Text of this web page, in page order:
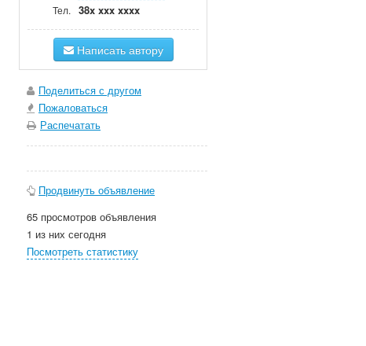
Тел. 38x xxx xxxx
Написать автору
Поделиться с другом
Пожаловаться
Распечатать
Продвинуть объявление
65 просмотров объявления
1 из них сегодня
Посмотреть статистику